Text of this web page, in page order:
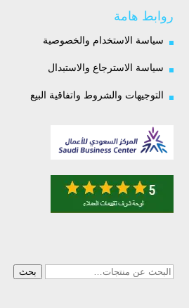
روابط هامة
سياسة الاستخدام والخصوصية
سياسة الاسترجاع والاستبدال
التوجيهات والشروط واتفاقية البيع
البحث
بحث